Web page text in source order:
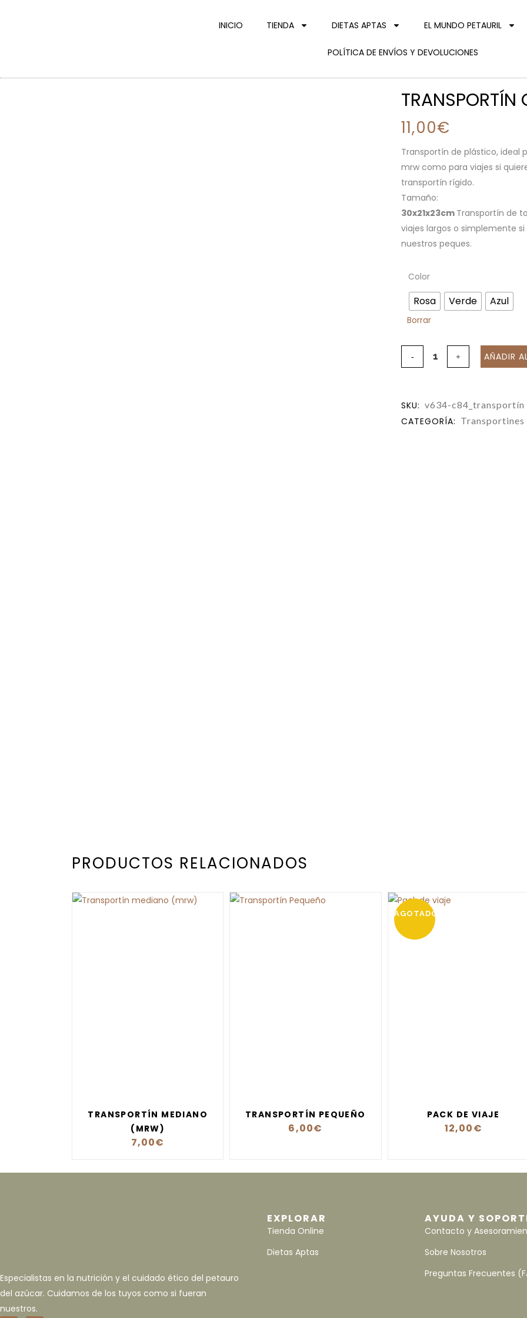
INICIO TIENDA DIETAS APTAS EL MUNDO PETAURIL
POLÍTICA DE ENVÍOS Y DEVOLUCIONES
TRANSPORTÍN
11,00€
Transportín de plástico, ideal
mrw como para viajes si
transportín rígido.
Tamaño:
30x21x23cm Transportín de
viajes largos o simplemente
nuestros peques.
Color
Rosa Verde Azul
Borrar
AÑADIR
SKU: v634-c84_transportín
CATEGORÍA: Transportines
PRODUCTOS RELACIONADOS
TRANSPORTÍN MEDIANO
(MRW)
7,00€
TRANSPORTÍN PEQUEÑO
6,00€
AGOTADO
PACK DE VIAJE
12,00€
Especialistas en la nutrición y el cuidado ético del petauro
del azúcar. Cuidamos de los tuyos como si fueran
nuestros.
EXPLORAR
Tienda Online
Dietas Aptas
AYUDA Y
Contacto y
Sobre Nosotros
Preguntas Frecuentes